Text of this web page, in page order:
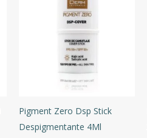
Pigment Zero Dsp Stick
Despigmentante 4Ml